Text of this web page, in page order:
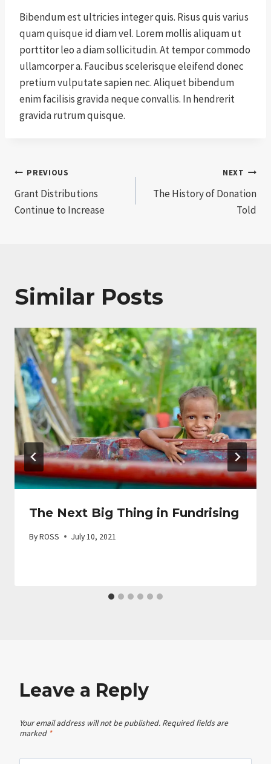
Bibendum est ultricies integer quis. Risus quis varius
quam quisque id diam vel. Lorem mollis aliquam ut
porttitor leo a diam sollicitudin. At tempor commodo
ullamcorper a. Faucibus scelerisque eleifend donec
pretium vulputate sapien nec. Aliquet bibendum
enim facilisis gravida neque convallis. In hendrerit
gravida rutrum quisque.
Post
navigation
PREVIOUS
Grant Distributions
Continue to Increase
NEXT
The History of Donation
Told
Similar Posts
The Next Big Thing in Fundrising
ByROSS July 10, 2021
Leave a Reply
Your email address will not be published. Required fields are
marked *